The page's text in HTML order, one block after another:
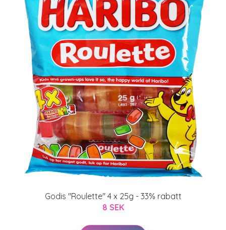
Godis "Roulette" 4 x 25g - 33% rabatt
8 SEK